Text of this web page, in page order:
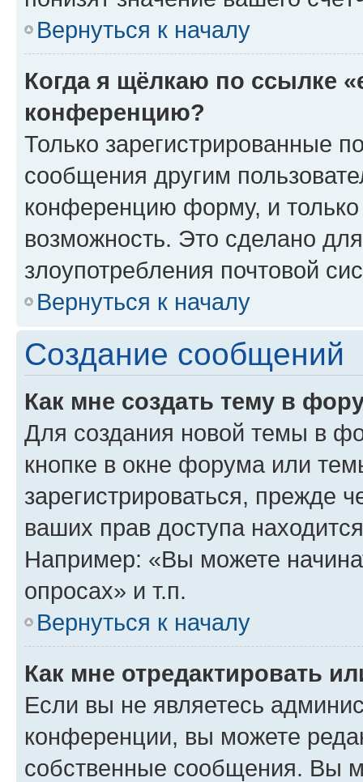
Вернуться к началу
Когда я щёлкаю по ссылке
конференцию?
Только зарегистрированные
сообщения другим
конференцию форму, и
возможность. Это сделано
злоупотребления почтовой
Вернуться к началу
Создание сообщений
Как мне создать тему в
Для создания новой темы в
кнопке в окне форума или
зарегистрироваться, прежде
ваших прав доступа
Например: «Вы можете
опросах» и т.п.
Вернуться к началу
Как мне отредактировать
Если вы не являетесь
конференции, вы можете
собственные сообщения. Вы